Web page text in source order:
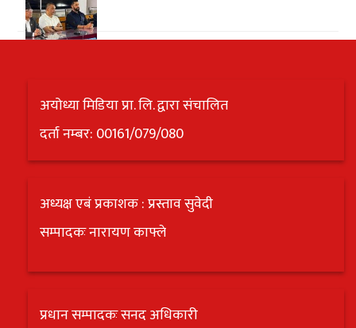
अयोध्या मिडिया प्रा. लि. द्वारा संचालित
दर्ता नम्बर: 00161/079/080
अध्यक्ष एबं प्रकाशक : प्रस्ताव सुवेदी
सम्पादकः नारायण काफ्ले
प्रधान सम्पादकः सनद अधिकारी